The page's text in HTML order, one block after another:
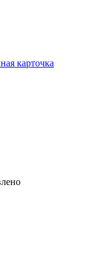
карточка